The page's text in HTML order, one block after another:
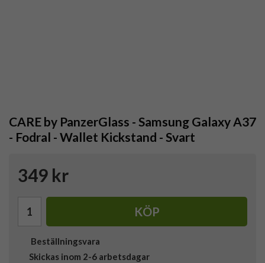
CARE by PanzerGlass - Samsung Galaxy A37
- Fodral - Wallet Kickstand - Svart
349 kr
KÖP
Beställningsvara
Skickas inom 2-6 arbetsdagar